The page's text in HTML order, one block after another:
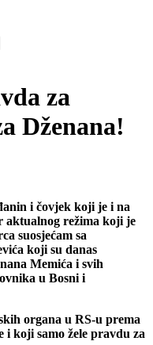
za
Dženana!
i čovjek koji je i na
aktualnog režima koji je
suosjećam sa
koji su danas
Memića i svih
u Bosni i
organa u RS-u prema
koji samo žele pravdu za